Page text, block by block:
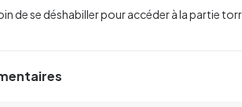
de se déshabiller pour accéder à la partie